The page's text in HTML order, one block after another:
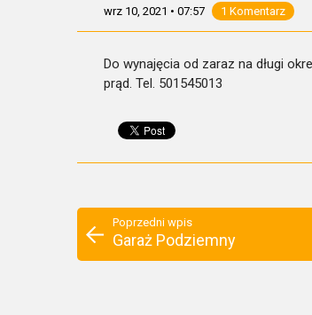
wrz 10, 2021 • 07:57 1 Komentarz
Do wynajęcia od zaraz na długi
prąd. Tel. 501545013
Poprzedni wpis
Garaż Podziemny